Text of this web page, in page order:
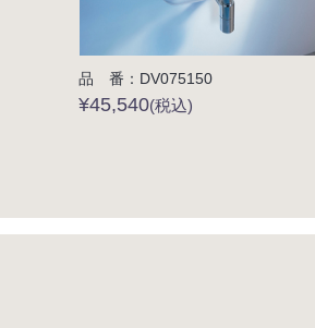
品 番：DV075150
¥45,540(税込)